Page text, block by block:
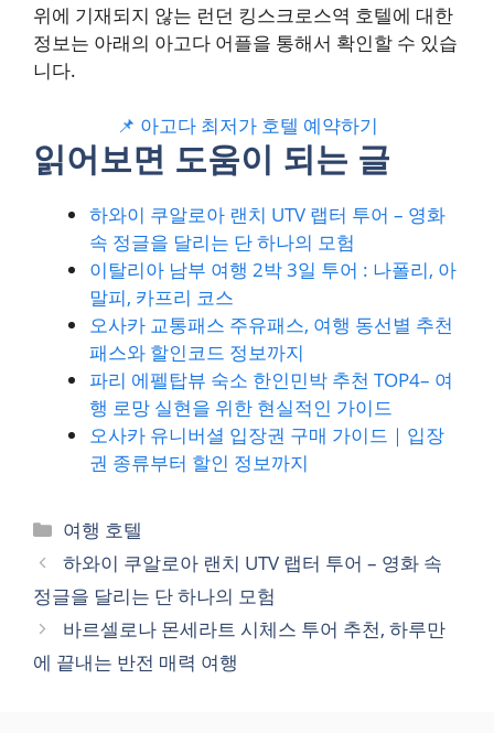
위에 기재되지 않는 런던 킹스크로스역 호텔에 대한
정보는 아래의 아고다 어플을 통해서 확인할 수 있습
니다.
📌 아고다 최저가 호텔 예약하기
읽어보면 도움이 되는 글
하와이 쿠알로아 랜치 UTV 랩터 투어 – 영화
속 정글을 달리는 단 하나의 모험
이탈리아 남부 여행 2박 3일 투어 : 나폴리, 아
말피, 카프리 코스
오사카 교통패스 주유패스, 여행 동선별 추천
패스와 할인코드 정보까지
파리 에펠탑뷰 숙소 한인민박 추천 TOP4– 여
행 로망 실현을 위한 현실적인 가이드
오사카 유니버셜 입장권 구매 가이드｜입장
권 종류부터 할인 정보까지
카
테
고
리
여행 호텔
하와이 쿠알로아 랜치 UTV 랩터 투어 – 영화 속
정글을 달리는 단 하나의 모험
바르셀로나 몬세라트 시체스 투어 추천, 하루만
에 끝내는 반전 매력 여행